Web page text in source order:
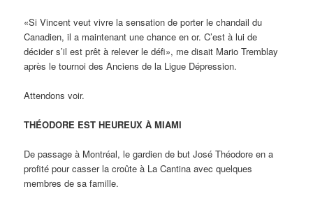
«Si Vincent veut vivre la sensation de porter le chandail du
Canadien, il a maintenant une chance en or. C’est à lui de
décider s’il est prêt à relever le défi», me disait Mario Tremblay
après le tournoi des Anciens de la Ligue Dépression.
Attendons voir.
THÉODORE EST HEUREUX À MIAMI
De passage à Montréal, le gardien de but José Théodore en a
profité pour casser la croûte à La Cantina avec quelques
membres de sa famille.